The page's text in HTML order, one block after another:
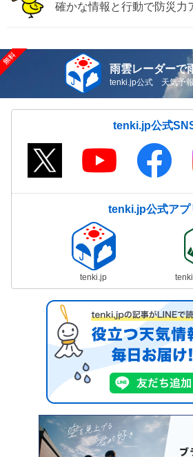
確かな情報と行動で防災力
雨雲レーダーで
tenki.jp公式 天気予
tenki.jp公式
tenki.jp公式アプ
tenki.jp